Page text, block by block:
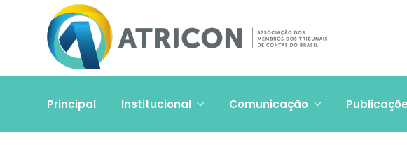
Principal Institucional Comunicação